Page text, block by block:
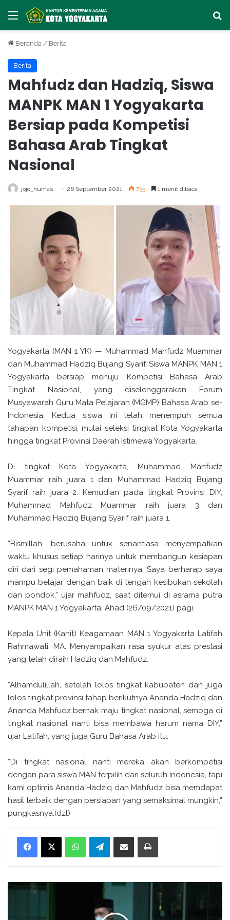
Menu
Beranda / Berita
Berita
Mahfudz dan Hadziq, Siswa
MANPK MAN 1 Yogyakarta
Bersiap pada Kompetisi
Bahasa Arab Tingkat
Nasional
jojo_humas 26 September 2021 735 1 menit dibaca
Yogyakarta (MAN 1 YK) — Muhammad Mahfudz Muammar
dan Muhammad Hadziq Bujang Syarif, Siswa MANPK MAN 1
Yogyakarta bersiap menuju Kompetisi Bahasa Arab
Tingkat Nasional, yang diselenggarakan Forum
Musyawarah Guru Mata Pelajaran (MGMP) Bahasa Arab se-
Indonesia. Kedua siswa ini telah menempuh semua
tahapan kompetisi, mulai seleksi tingkat Kota Yogyakarta
hingga tingkat Provinsi Daerah Istimewa Yogyakarta.
Di tingkat Kota Yogyakarta, Muhammad Mahfudz
Muammar raih juara 1 dan Muhammad Hadziq Bujang
Syarif raih juara 2. Kemudian pada tingkat Provinsi DIY,
Muhammad Mahfudz Muammar raih juara 3 dan
Muhammad Hadziq Bujang Syarif raih juara 1.
“Bismillah, berusaha untuk senantiasa menyempatkan
waktu khusus setiap harinya untuk membangun kesiapan
diri dari segi pemahaman materinya. Saya berharap saya
mampu belajar dengan baik di tengah kesibukan sekolah
dan pondok,” ujar mahfudz, saat ditemui di asrama putra
MANPK MAN 1 Yogyakarta, Ahad (26/09/2021) pagi.
Kepala Unit (Kanit) Keagamaan MAN 1 Yogyakarta Latifah
Rahmawati, MA. Menyampaikan rasa syukur atas prestasi
yang telah diraih Hadziq dan Mahfudz.
“Alhamdulillah, setelah lolos tingkat kabupaten dan juga
lolos tingkat provinsi tahap berikutnya Ananda Hadziq dan
Ananda Mahfudz berhak maju tingkat nasional, semoga di
tingkat nasional nanti bisa membawa harum nama DIY,”
ujar Latifah, yang juga Guru Bahasa Arab itu.
“Di tingkat nasional nanti mereka akan berkompetisi
dengan para siswa MAN terpilih dari seluruh Indonesia, tapi
kami optimis Ananda Hadziq dan Mahfudz bisa memdapat
hasil terbaik dengan persiapan yang semaksimal mungkin,”
pungkasnya.(dzl)
WhatsApp Telegram